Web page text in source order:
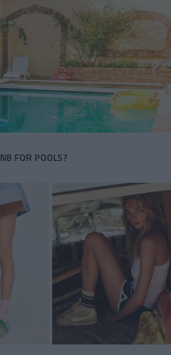
FOR POOLS?